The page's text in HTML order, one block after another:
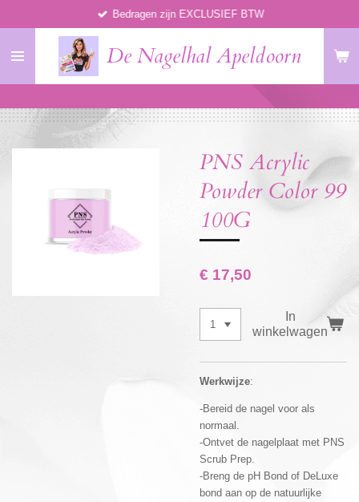
naar
hoofdinhoud
De Nagelhal Apeldoorn
Bedragen zijn EXCLUSIEF BTW
PNS Acrylic
Powder Color 99
100G
€ 17,50
In
winkelwagen
Werkwijze:
-Bereid de nagel voor als
normaal.
-Ontvet de nagelplaat met PNS
Scrub Prep.
-Breng de pH Bond of DeLuxe
bond aan op de natuurlijke